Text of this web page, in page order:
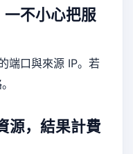
不小心把服
端口與來源 IP。若
源，結果計費